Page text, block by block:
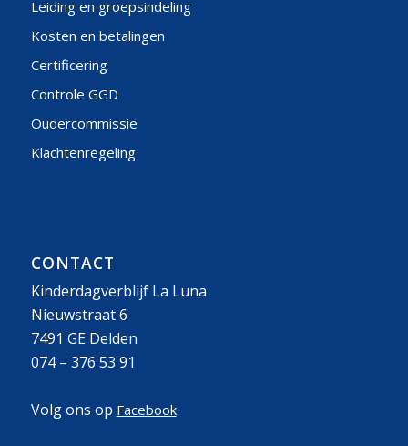
Leiding en groepsindeling
Kosten en betalingen
Certificering
Controle GGD
Oudercommissie
Klachtenregeling
CONTACT
Kinderdagverblijf La Luna
Nieuwstraat 6
7491 GE Delden
074 – 376 53 91
Volg ons op Facebook